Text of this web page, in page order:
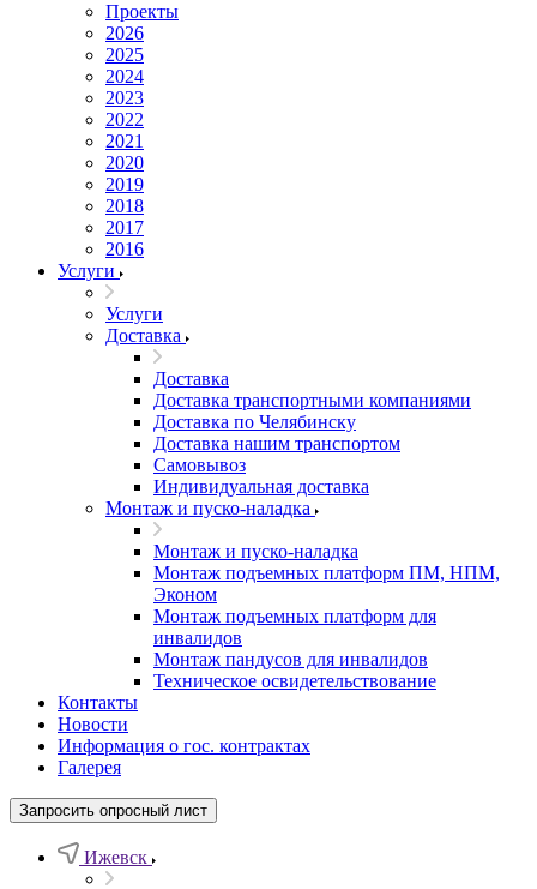
Проекты
2026
2025
2024
2023
2022
2021
2020
2019
2018
2017
2016
Услуги
Услуги
Доставка
Доставка
Доставка транспортными компаниями
Доставка по Челябинску
Доставка нашим транспортом
Самовывоз
Индивидуальная доставка
Монтаж и пуско-наладка
Монтаж и пуско-наладка
Монтаж подъемных платформ ПМ, НПМ,
Эконом
Монтаж подъемных платформ для
инвалидов
Монтаж пандусов для инвалидов
Техническое освидетельствование
Контакты
Новости
Информация о гос. контрактах
Галерея
Запросить опросный лист
Ижевск